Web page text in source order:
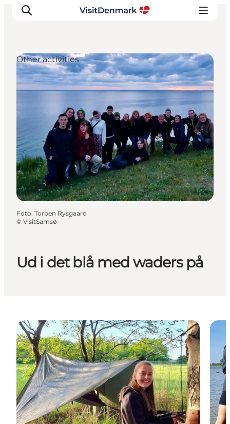
Inspiratie
Wat te doen
Accommodaties
Plan je reis
Ud i det blå med waders på
Other activities
Foto: Torben Rysgaard
© VisitSamsø